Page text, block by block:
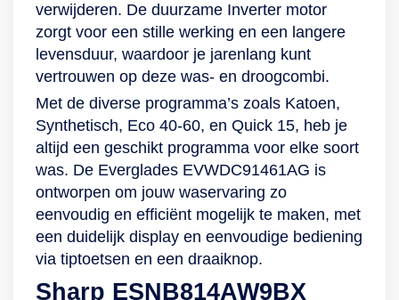
verwijderen. De duurzame Inverter motor
zorgt voor een stille werking en een langere
levensduur, waardoor je jarenlang kunt
vertrouwen op deze was- en droogcombi.
Met de diverse programma’s zoals Katoen,
Synthetisch, Eco 40-60, en Quick 15, heb je
altijd een geschikt programma voor elke soort
was. De Everglades EVWDC91461AG is
ontworpen om jouw waservaring zo
eenvoudig en efficiënt mogelijk te maken, met
een duidelijk display en eenvoudige bediening
via tiptoetsen en een draaiknop.
Sharp ESNB814AW9BX